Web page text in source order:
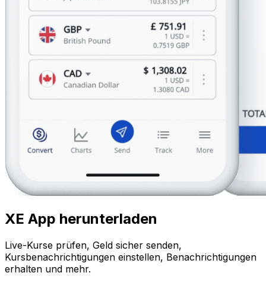
XE App herunterladen
Live-Kurse prüfen, Geld sicher senden,
Kursbenachrichtigungen einstellen, Benachrichtigungen
erhalten und mehr.